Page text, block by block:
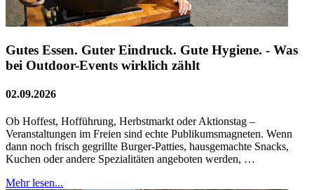
Gutes Essen. Guter Eindruck. Gute Hygiene. - Was
bei Outdoor-Events wirklich zählt
02.09.2026
Ob Hoffest, Hofführung, Herbstmarkt oder Aktionstag –
Veranstaltungen im Freien sind echte Publikumsmagneten. Wenn
dann noch frisch gegrillte Burger-Patties, hausgemachte Snacks,
Kuchen oder andere Spezialitäten angeboten werden, …
Mehr lesen...